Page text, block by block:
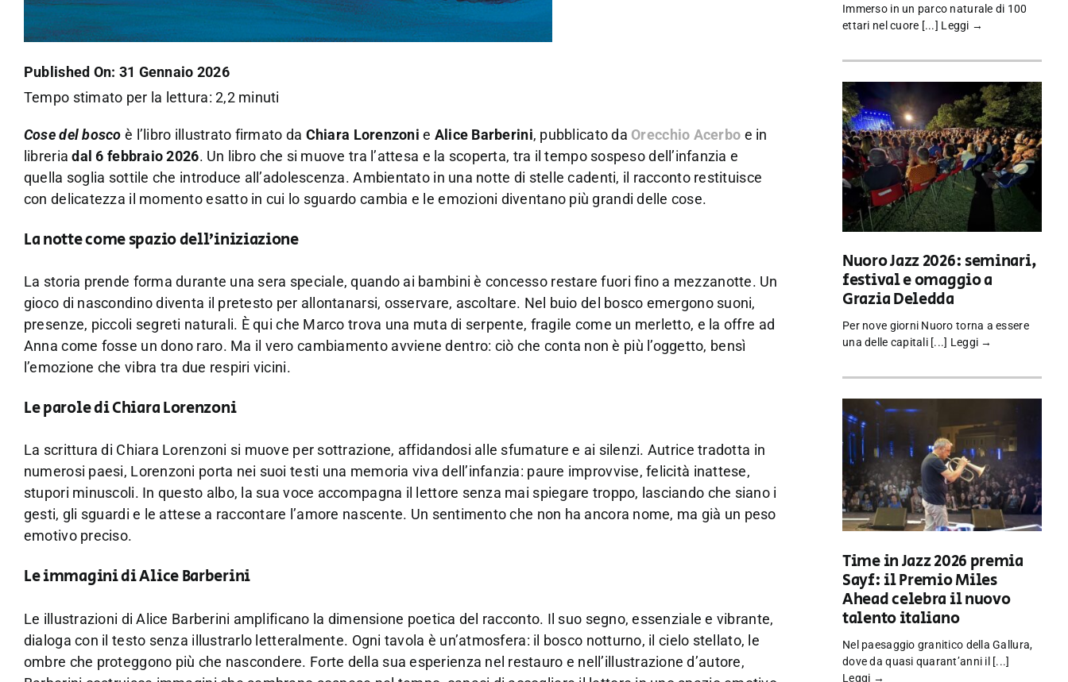
Published On: 31 Gennaio 2026
Tempo stimato per la lettura: 2,2 minuti
Cose del bosco è l’libro illustrato firmato da Chiara Lorenzoni e Alice Barberini, pubblicato da Orecchio Acerbo e in
libreriadal 6 febbraio 2026. Un libro che si muove tra l’attesa e la scoperta, tra il tempo sospeso dell’infanzia e
quella soglia sottile che introduce all’adolescenza. Ambientato in una notte di stelle cadenti, il racconto restituisce
con delicatezza il momento esatto in cui lo sguardo cambia e le emozioni diventano più grandi delle cose.
La notte come spazio dell’iniziazione
La storia prende forma durante una sera speciale, quando ai bambini è concesso restare fuori fino a mezzanotte. Un
gioco di nascondino diventa il pretesto per allontanarsi, osservare, ascoltare. Nel buio del bosco emergono suoni,
presenze, piccoli segreti naturali. È qui che Marco trova una muta di serpente, fragile come un merletto, e la offre ad
Anna come fosse un dono raro. Ma il vero cambiamento avviene dentro: ciò che conta non è più l’oggetto, bensì
l’emozione che vibra tra due respiri vicini.
Le parole di Chiara Lorenzoni
La scrittura di Chiara Lorenzoni si muove per sottrazione, affidandosi alle sfumature e ai silenzi. Autrice tradotta in
numerosi paesi, Lorenzoni porta nei suoi testi una memoria viva dell’infanzia: paure improvvise, felicità inattese,
stupori minuscoli. In questo albo, la sua voce accompagna il lettore senza mai spiegare troppo, lasciando che siano i
gesti, gli sguardi e le attese a raccontare l’amore nascente. Un sentimento che non ha ancora nome, ma già un peso
emotivo preciso.
Le immagini di Alice Barberini
Le illustrazioni di Alice Barberini amplificano la dimensione poetica del racconto. Il suo segno, essenziale e vibrante,
dialoga con il testo senza illustrarlo letteralmente. Ogni tavola è un’atmosfera: il bosco notturno, il cielo stellato, le
ombre che proteggono più che nascondere. Forte della sua esperienza nel restauro e nell’illustrazione d’autore,
Immerso in un parco naturale di 100
ettari nel cuore [...] Leggi →
Nuoro Jazz 2026: seminari,
festival e omaggio a
Grazia Deledda
Per nove giorni Nuoro torna a essere
una delle capitali [...] Leggi →
Time in Jazz 2026 premia
Sayf: il Premio Miles
Ahead celebra il nuovo
talento italiano
Nel paesaggio granitico della Gallura,
dove da quasi quarant’anni il [...]
Leggi →